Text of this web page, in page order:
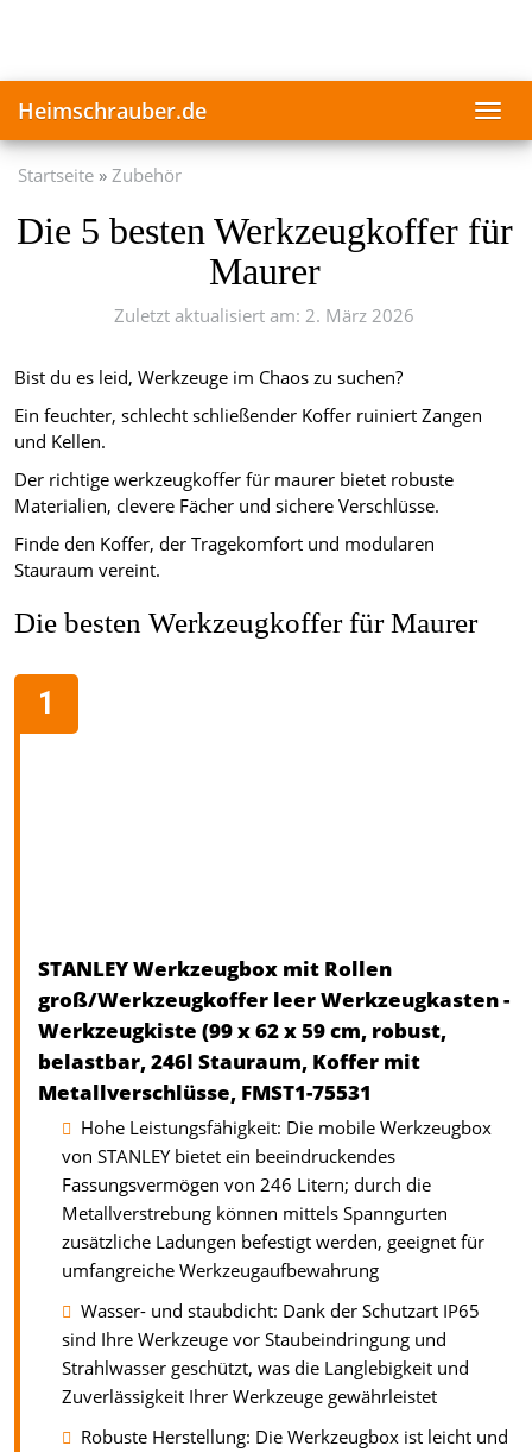
Heimschrauber.de
Startseite Zubehör
Die 5 besten Werkzeugkoffer für
Maurer
Zuletzt aktualisiert am: 2. März 2026
Bist du es leid, Werkzeuge im Chaos zu suchen?
Ein feuchter, schlecht schließender Koffer ruiniert Zangen
und Kellen.
Der richtige werkzeugkoffer für maurer bietet robuste
Materialien, clevere Fächer und sichere Verschlüsse.
Finde den Koffer, der Tragekomfort und modularen
Stauraum vereint.
Die besten Werkzeugkoffer für Maurer
STANLEY Werkzeugbox mit Rollen
groß/Werkzeugkoffer leer Werkzeugkasten -
Werkzeugkiste (99 x 62 x 59 cm, robust,
belastbar, 246l Stauraum, Koffer mit
Metallverschlüsse, FMST1-75531
Hohe Leistungsfähigkeit: Die mobile Werkzeugbox
von STANLEY bietet ein beeindruckendes
Fassungsvermögen von 246 Litern; durch die
Metallverstrebung können mittels Spanngurten
zusätzliche Ladungen befestigt werden, geeignet für
umfangreiche Werkzeugaufbewahrung
Wasser- und staubdicht: Dank der Schutzart IP65
sind Ihre Werkzeuge vor Staubeindringung und
Strahlwasser geschützt, was die Langlebigkeit und
Zuverlässigkeit Ihrer Werkzeuge gewährleistet
Robuste Herstellung: Die Werkzeugbox ist leicht und